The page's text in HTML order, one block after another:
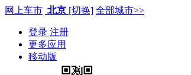
网上车市 北京 [切换] 全部城市>>
登录 注册
更多应用
移动版